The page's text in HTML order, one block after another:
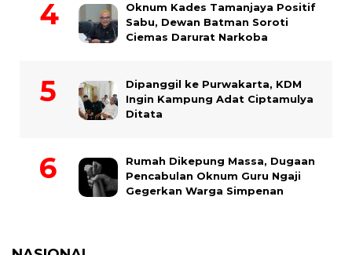
Oknum Kades Tamanjaya Positif
Sabu, Dewan Batman Soroti
Ciemas Darurat Narkoba
Dipanggil ke Purwakarta, KDM
Ingin Kampung Adat Ciptamulya
Ditata
Rumah Dikepung Massa, Dugaan
Pencabulan Oknum Guru Ngaji
Gegerkan Warga Simpenan